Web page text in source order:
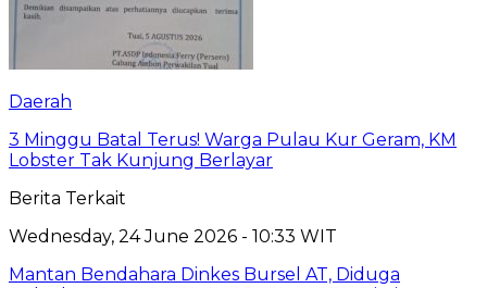
Daerah
3 Minggu Batal Terus! Warga Pulau Kur Geram, KM
Lobster Tak Kunjung Berlayar
Berita Terkait
Wednesday, 24 June 2026 - 10:33 WIT
Mantan Bendahara Dinkes Bursel AT, Diduga